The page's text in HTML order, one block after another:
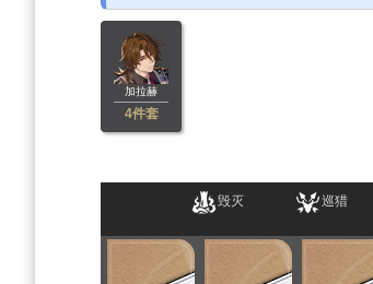
加拉赫
4件套
毁灭 巡猎